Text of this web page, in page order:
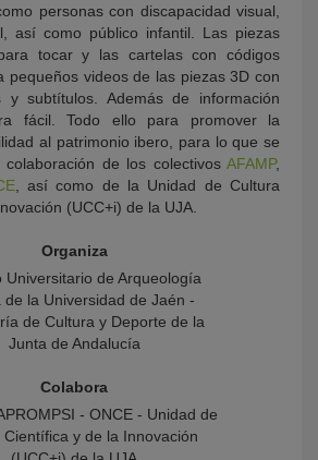
personas con discapacidad visual,
así como público infantil. Las piezas
tocar y las cartelas con códigos
pequeños videos de las piezas 3D con
y subtítulos. Además de información
fácil. Todo ello para promover la
al patrimonio ibero, para lo que se
de los colectivos AFAMP,
, así como de la Unidad de Cultura
(UCC+i) de la UJA.
Organiza
Universitario de Arqueología
de la Universidad de Jaén -
de Cultura y Deporte de la
Junta de Andalucía
Colabora
- ONCE - Unidad de
Científica y de la Innovación